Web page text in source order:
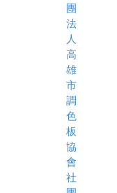
團
法
人
高
雄
市
調
色
板
協
會
社